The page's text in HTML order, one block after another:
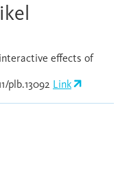
effects of
plb.13092 Link